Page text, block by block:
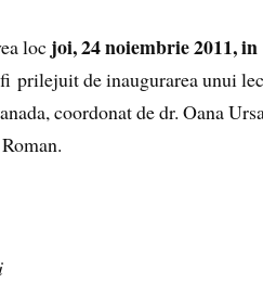
loc joi, 24 noiembrie 2011,
prilejuit de inaugurarea unui
coordonat de dr. Oana